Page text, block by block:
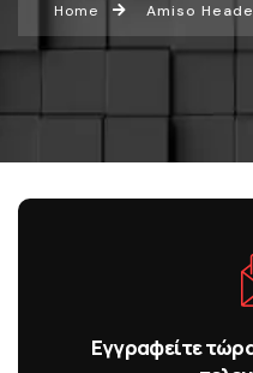
Home Amiso
Εγγραφείτε